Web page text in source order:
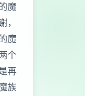
魔
，
魔
个
再
族